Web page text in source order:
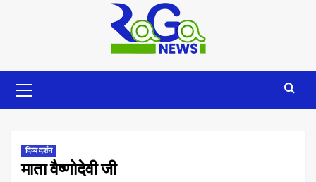
दिव्य दर्शन
माता वैष्णोदेवी जी